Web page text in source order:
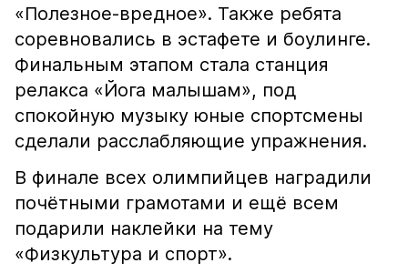
«Полезное-вредное». Также ребята
соревновались в эстафете и боулинге.
Финальным этапом стала станция
релакса «Йога малышам», под
спокойную музыку юные спортсмены
сделали расслабляющие упражнения.
В финале всех олимпийцев наградили
почётными грамотами и ещё всем
подарили наклейки на тему
«Физкультура и спорт».